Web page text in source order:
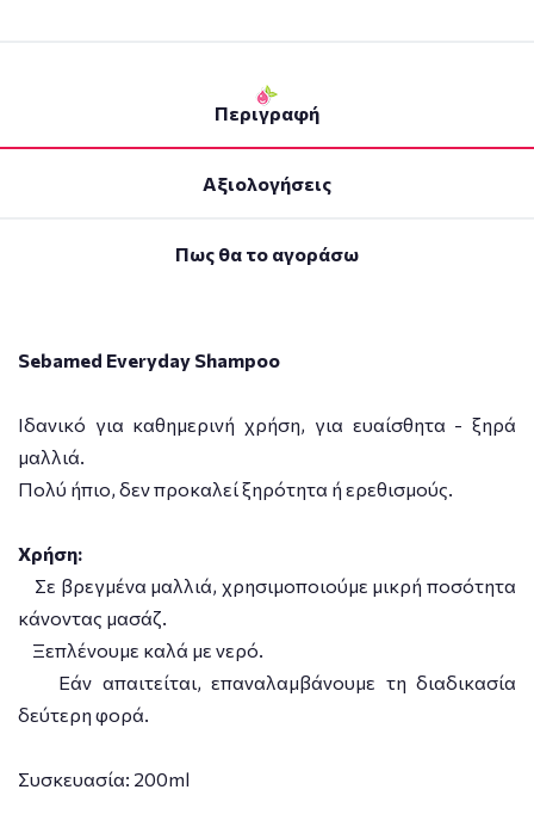
Περιγραφή
Αξιολογήσεις
Πως θα το αγοράσω
Sebamed Everyday Shampoo
Ιδανικό για καθημερινή χρήση, για ευαίσθητα - ξηρά
μαλλιά.
Πολύ ήπιο, δεν προκαλεί ξηρότητα ή ερεθισμούς.
Χρήση:
Σε βρεγμένα μαλλιά, χρησιμοποιούμε μικρή ποσότητα
κάνοντας μασάζ.
Ξεπλένουμε καλά με νερό.
Εάν απαιτείται, επαναλαμβάνουμε τη διαδικασία
δεύτερη φορά.
Συσκευασία: 200ml